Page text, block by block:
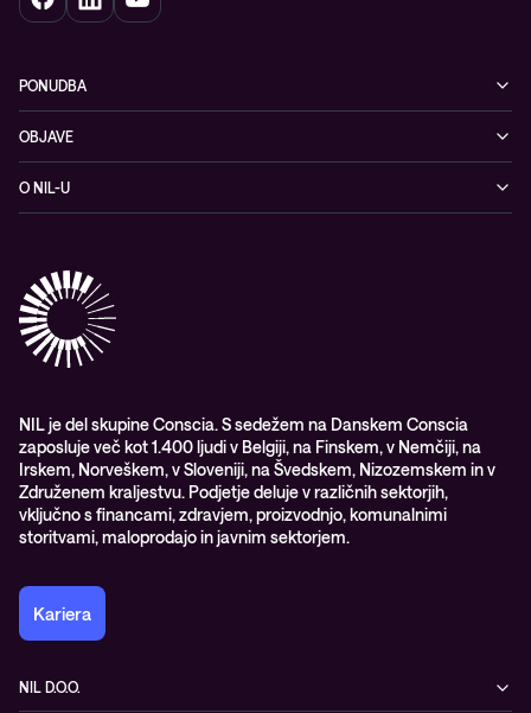
PONUDBA
Omrežje
Hibridni oblak
Izobraževanje
Upravljane IT storitve in podpora
Opazljivost
OBJAVE
Blogi
Videi
Vodiči
O NIL-U
Partnerji
Nagrade & priznanja industrije
WORK@NIL
Študenti
Trajnost in družbena odgovornost
NIL je del skupine Conscia. S sedežem na Danskem Conscia
zaposluje več kot 1.400 ljudi v Belgiji, na Finskem, v Nemčiji, na
Irskem, Norveškem, v Sloveniji, na Švedskem, Nizozemskem in v
Združenem kraljestvu. Podjetje deluje v različnih sektorjih,
vključno s financami, zdravjem, proizvodnjo, komunalnimi
storitvami, maloprodajo in javnim sektorjem.
Kariera
NIL D.O.O.